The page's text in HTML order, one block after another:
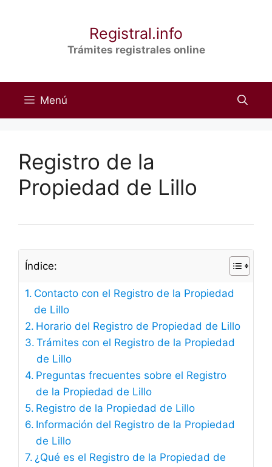
Registral.info
Trámites registrales online
Menú
Registro de la
Propiedad de Lillo
Índice:
Contacto con el Registro de la Propiedad
de Lillo
Horario del Registro de Propiedad de Lillo
Trámites con el Registro de la Propiedad
de Lillo
Preguntas frecuentes sobre el Registro
de la Propiedad de Lillo
Registro de la Propiedad de Lillo
Información del Registro de la Propiedad
de Lillo
¿Qué es el Registro de la Propiedad de